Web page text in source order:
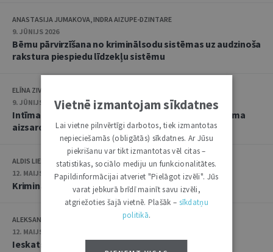
ANASTASIJA JUMAKOVA, INDRA AIZUPE-DZINTARE
9. JŪNIJS 2026
Bērnu pārvirzīšana no kriminālsodu sistēmas uz audzinoša
rakstura piespiedu līdzekļu sistēmu
ELĪNA ZIVTIŅA
9. JŪNIJS 2026
Intīma rakstura materiālu izplatīšana: starp privātuma
aizsardzību un seksuālo autonomiju
ALDIS LIELJUKSIS
12. MAIJS 2026
Kriminālatbildība kā galējais līdzeklis
ALEKSANDRA KAŠINA
12. MAIJS 2026
Ieskats nepilngadīgā pratināšanas īpatnībās pēc
Vietnē izmantojam sīkdatnes
Lai vietne pilnvērtīgi darbotos, tiek izmantotas
nepieciešamās (obligātās) sīkdatnes. Ar Jūsu
piekrišanu var tikt izmantotas vēl citas –
statistikas, sociālo mediju un funkcionalitātes.
Papildinformācijai atveriet "Pielāgot izvēli". Jūs
varat jebkurā brīdī mainīt savu izvēli,
atgriežoties šajā vietnē. Plašāk – sīkdatņu
politikā.